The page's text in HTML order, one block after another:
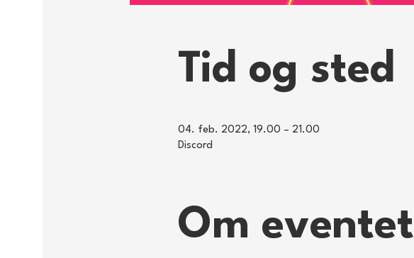
Tid og sted
04. feb. 2022, 19.00 – 21.00
Discord
Om eventet